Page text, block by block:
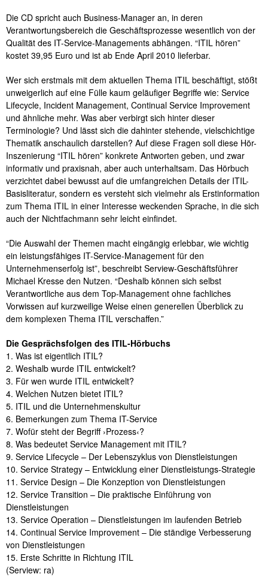
Die CD spricht auch Business-Manager an, in deren
Verantwortungsbereich die Geschäftsprozesse wesentlich von der
Qualität des IT-Service-Managements abhängen. “ITIL hören”
kostet 39,95 Euro und ist ab Ende April 2010 lieferbar.
Wer sich erstmals mit dem aktuellen Thema ITIL beschäftigt, stößt
unweigerlich auf eine Fülle kaum geläufiger Begriffe wie: Service
Lifecycle, Incident Management, Continual Service Improvement
und ähnliche mehr. Was aber verbirgt sich hinter dieser
Terminologie? Und lässt sich die dahinter stehende, vielschichtige
Thematik anschaulich darstellen? Auf diese Fragen soll diese Hör-
Inszenierung “ITIL hören” konkrete Antworten geben, und zwar
informativ und praxisnah, aber auch unterhaltsam. Das Hörbuch
verzichtet dabei bewusst auf die umfangreichen Details der ITIL-
Basisliteratur, sondern es versteht sich vielmehr als Erstinformation
zum Thema ITIL in einer Interesse weckenden Sprache, in die sich
auch der Nichtfachmann sehr leicht einfindet.
“Die Auswahl der Themen macht eingängig erlebbar, wie wichtig
ein leistungsfähiges IT-Service-Management für den
Unternehmenserfolg ist”, beschreibt Serview-Geschäftsführer
Michael Kresse den Nutzen. “Deshalb können sich selbst
Verantwortliche aus dem Top-Management ohne fachliches
Vorwissen auf kurzweilige Weise einen generellen Überblick zu
dem komplexen Thema ITIL verschaffen.”
Die Gesprächsfolgen des ITIL-Hörbuchs
1. Was ist eigentlich ITIL?
2. Weshalb wurde ITIL entwickelt?
3. Für wen wurde ITIL entwickelt?
4. Welchen Nutzen bietet ITIL?
5. ITIL und die Unternehmenskultur
6. Bemerkungen zum Thema IT-Service
7. Wofür steht der Begriff ›Prozess‹?
8. Was bedeutet Service Management mit ITIL?
9. Service Lifecycle – Der Lebenszyklus von Dienstleistungen
10. Service Strategy – Entwicklung einer Dienstleistungs-Strategie
11. Service Design – Die Konzeption von Dienstleistungen
12. Service Transition – Die praktische Einführung von
Dienstleistungen
13. Service Operation – Dienstleistungen im laufenden Betrieb
14. Continual Service Improvement – Die ständige Verbesserung
von Dienstleistungen
15. Erste Schritte in Richtung ITIL
(Serview: ra)